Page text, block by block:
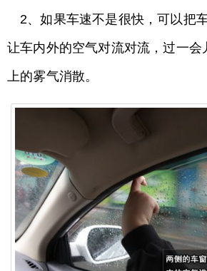
2、如果车速不是很快，可以把
让车内外的空气对流对流，过一会
上的雾气消散。